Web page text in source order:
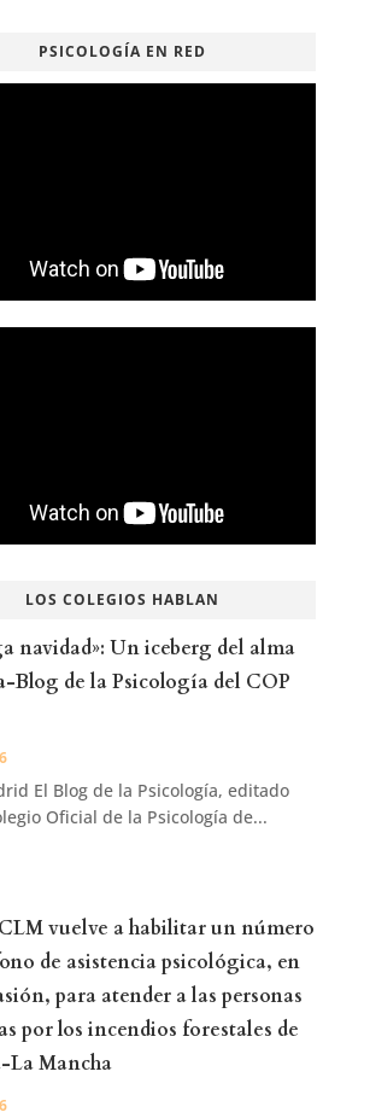
PSICOLOGÍA EN RED
LOS COLEGIOS HABLAN
navidad»: Un iceberg del alma
Blog de la Psicología del COP
El Blog de la Psicología, editado
Oficial de la Psicología de...
vuelve a habilitar un número
de asistencia psicológica, en
para atender a las personas
por los incendios forestales de
La Mancha